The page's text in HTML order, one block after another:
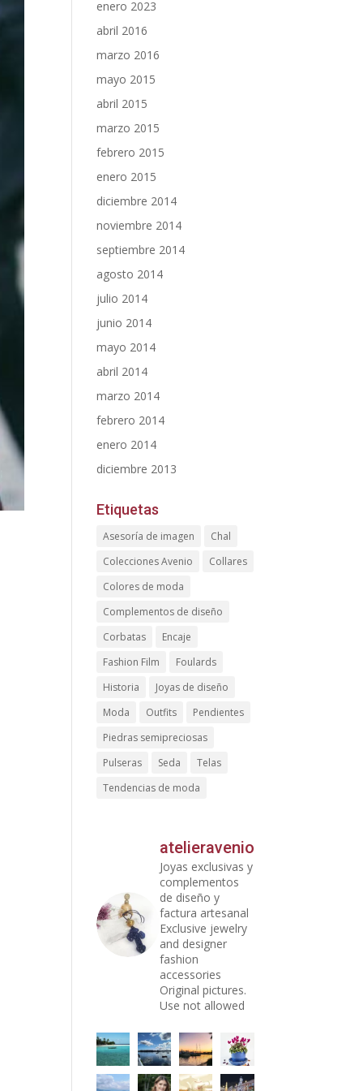
enero 2023
abril 2016
marzo 2016
mayo 2015
abril 2015
marzo 2015
febrero 2015
enero 2015
diciembre 2014
noviembre 2014
septiembre 2014
agosto 2014
julio 2014
junio 2014
mayo 2014
abril 2014
marzo 2014
febrero 2014
enero 2014
diciembre 2013
Etiquetas
Asesoría de imagen
Chal
Colecciones Avenio
Collares
Colores de moda
Complementos de diseño
Corbatas
Encaje
Fashion Film
Foulards
Historia
Joyas de diseño
Moda
Outfits
Pendientes
Piedras semipreciosas
Pulseras
Seda
Telas
Tendencias de moda
atelieravenio
Joyas exclusivas y
complementos
de diseño y
factura artesanal
Exclusive jewelry
and designer
fashion
accessories
Original pictures.
Use not allowed